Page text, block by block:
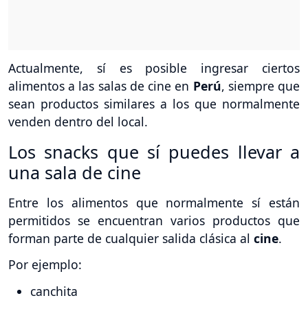
Actualmente, sí es posible ingresar ciertos
alimentos a las salas de cine en Perú, siempre que
sean productos similares a los que normalmente
venden dentro del local.
Los snacks que sí puedes llevar a
una sala de cine
Entre los alimentos que normalmente sí están
permitidos se encuentran varios productos que
forman parte de cualquier salida clásica al cine.
Por ejemplo:
canchita